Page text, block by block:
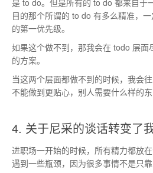
是 to do。但是所有的 to do 都来自于
目的那个所谓的 to do 有多么精准，
的第一优先级。
如果这个做不到，那我会在 todo 层面
的方案。
当这两个层面都做不到的时候，我会
不能做到更贴心，别人需要什么样的
4. 关于尼采的谈话转变了
进职场一开始的时候，所有精力都放
遇到一些瓶颈，因为很多事情不是只靠